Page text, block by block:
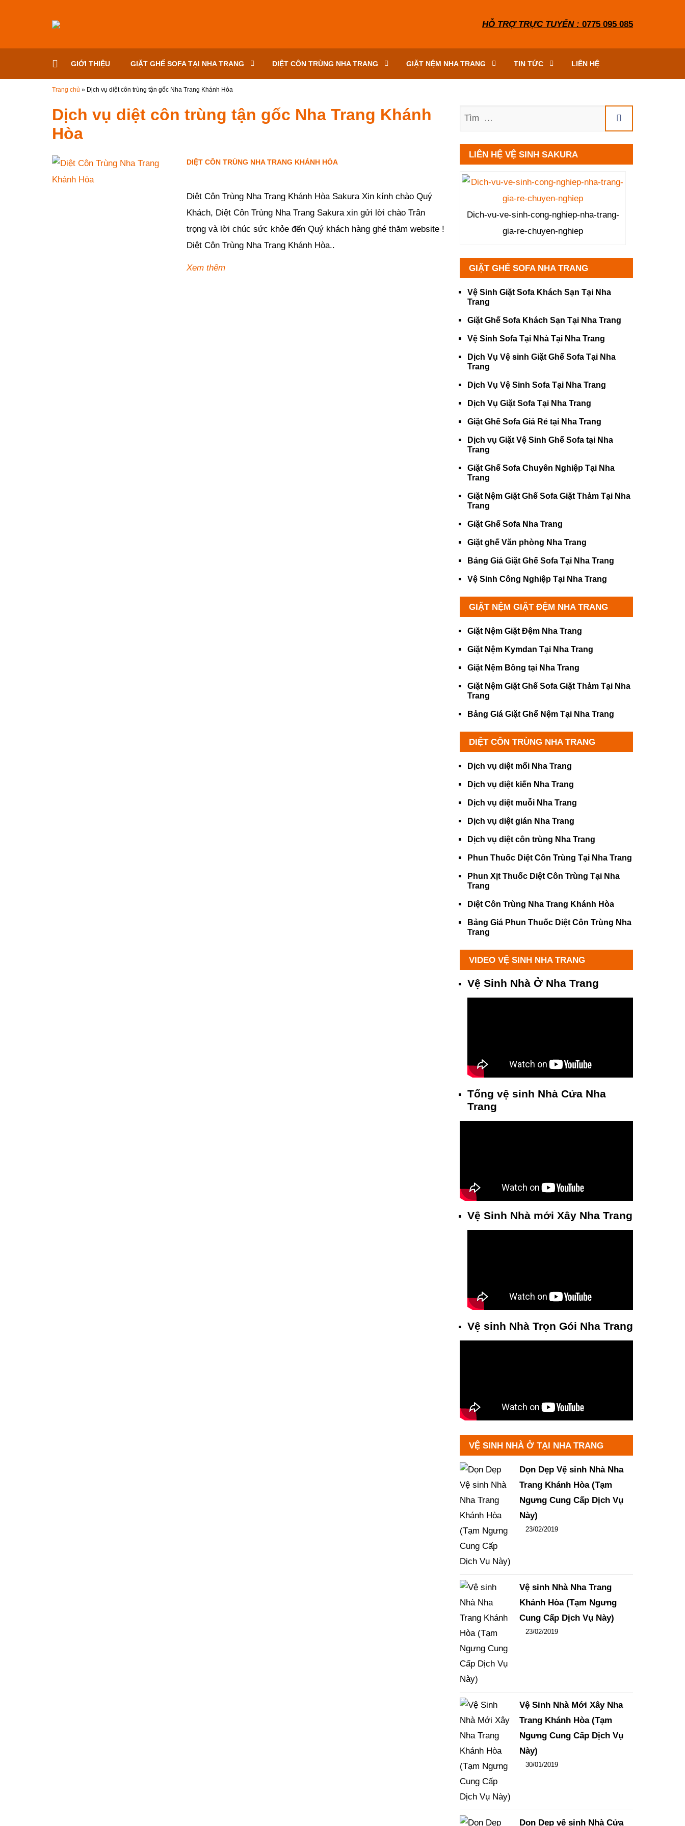
HỖ TRỢ TRỰC TUYẾN : 0775 095 085
GIỚI THIỆU GIẶT GHẾ SOFA TẠI NHA TRANG DIỆT CÔN TRÙNG NHA TRANG GIẶT NỆM NHA TRANG TIN TỨC LIÊN HỆ
Trang chủ » Dịch vụ diệt côn trùng tận gốc Nha Trang Khánh Hòa
Dịch vụ diệt côn trùng tận gốc Nha Trang Khánh
Hòa
DIỆT CÔN TRÙNG NHA TRANG KHÁNH HÒA
Diệt Côn Trùng Nha Trang Khánh Hòa Sakura Xin kính chào Quý
Khách, Diệt Côn Trùng Nha Trang Sakura xin gửi lời chào Trân
trọng và lời chúc sức khỏe đến Quý khách hàng ghé thăm website !
Diệt Côn Trùng Nha Trang Khánh Hòa..
Xem thêm
LIÊN HỆ VỆ SINH SAKURA
Dich-vu-ve-sinh-cong-nghiep-nha-trang-
gia-re-chuyen-nghiep
GIẶT GHẾ SOFA NHA TRANG
Vệ Sinh Giặt Sofa Khách Sạn Tại Nha
Trang
Giặt Ghế Sofa Khách Sạn Tại Nha Trang
Vệ Sinh Sofa Tại Nhà Tại Nha Trang
Dịch Vụ Vệ sinh Giặt Ghế Sofa Tại Nha
Trang
Dịch Vụ Vệ Sinh Sofa Tại Nha Trang
Dịch Vụ Giặt Sofa Tại Nha Trang
Giặt Ghế Sofa Giá Rẻ tại Nha Trang
Dịch vụ Giặt Vệ Sinh Ghế Sofa tại Nha
Trang
Giặt Ghế Sofa Chuyên Nghiệp Tại Nha
Trang
Giặt Nệm Giặt Ghế Sofa Giặt Thảm Tại Nha
Trang
Giặt Ghế Sofa Nha Trang
Giặt ghế Văn phòng Nha Trang
Bảng Giá Giặt Ghế Sofa Tại Nha Trang
Vệ Sinh Công Nghiệp Tại Nha Trang
GIẶT NỆM GIẶT ĐỆM NHA TRANG
Giặt Nệm Giặt Đệm Nha Trang
Giặt Nệm Kymdan Tại Nha Trang
Giặt Nệm Bông tại Nha Trang
Giặt Nệm Giặt Ghế Sofa Giặt Thảm Tại Nha
Trang
Bảng Giá Giặt Ghế Nệm Tại Nha Trang
DIỆT CÔN TRÙNG NHA TRANG
Dịch vụ diệt mối Nha Trang
Dịch vụ diệt kiến Nha Trang
Dịch vụ diệt muỗi Nha Trang
Dịch vụ diệt gián Nha Trang
Dịch vụ diệt côn trùng Nha Trang
Phun Thuốc Diệt Côn Trùng Tại Nha Trang
Phun Xịt Thuốc Diệt Côn Trùng Tại Nha
Trang
Diệt Côn Trùng Nha Trang Khánh Hòa
Bảng Giá Phun Thuốc Diệt Côn Trùng Nha
Trang
VIDEO VỆ SINH NHA TRANG
Vệ Sinh Nhà Ở Nha Trang
Tổng vệ sinh Nhà Cửa Nha
Trang
Vệ Sinh Nhà mới Xây Nha Trang
Vệ sinh Nhà Trọn Gói Nha Trang
VỆ SINH NHÀ Ở TẠI NHA TRANG
Dọn Dẹp Vệ sinh Nhà Nha
Trang Khánh Hòa (Tạm
Ngưng Cung Cấp Dịch Vụ
Này)
Đăng ngày
23/02/2019
Vệ sinh Nhà Nha Trang
Khánh Hòa (Tạm Ngưng
Cung Cấp Dịch Vụ Này)
Đăng ngày
23/02/2019
Vệ Sinh Nhà Mới Xây Nha
Trang Khánh Hòa (Tạm
Ngưng Cung Cấp Dịch Vụ
Này)
Đăng ngày
30/01/2019
Dọn Dẹp vệ sinh Nhà Cửa